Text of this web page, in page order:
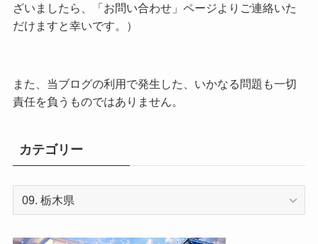
ざいましたら、「お問い合わせ」ページよりご連絡いた
だけますと幸いです。）
また、当ブログの利用で発生した、いかなる問題も一切
責任を負うものではありません。
カテゴリー